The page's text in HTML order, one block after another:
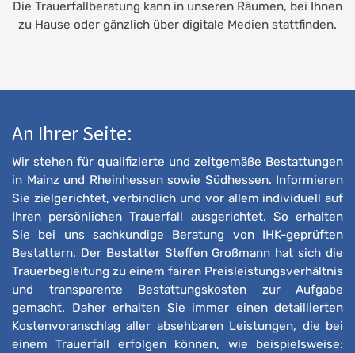
Die Trauerfallberatung kann in unseren Räumen, bei Ihnen
zu Hause oder gänzlich über digitale Medien stattfinden.
An Ihrer Seite:
Wir stehen für qualifizierte und zeitgemäße Bestattungen
in Mainz und Rheinhessen sowie Südhessen. Informieren
Sie zielgerichtet, verbindlich und vor allem individuell auf
Ihren persönlichen Trauerfall ausgerichtet. So erhalten
Sie bei uns sachkundige Beratung von IHK-geprüften
Bestattern. Der Bestatter Steffen Großmann hat sich die
Trauerbegleitung zu einem fairen Preisleistungsverhältnis
und transparente Bestattungskosten zur Aufgabe
gemacht. Daher erhalten Sie immer einen detaillierten
Kostenvoranschlag aller absehbaren Leistungen, die bei
einem Trauerfall erfolgen können, wie beispielsweise: